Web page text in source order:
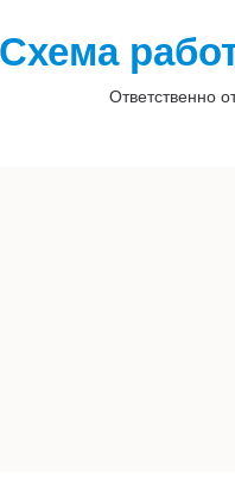
Схема
Ответственно